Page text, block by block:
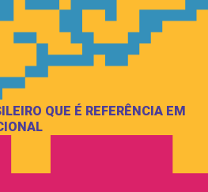
QUE É REFERÊNCIA EM